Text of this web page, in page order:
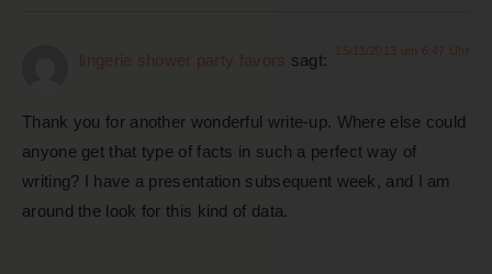
lingerie shower party favors sagt: 15/11/2013 um 6:47 Uhr
Thank you for another wonderful write-up. Where else could
anyone get that type of facts in such a perfect way of
writing? I have a presentation subsequent week, and I am
around the look for this kind of data.